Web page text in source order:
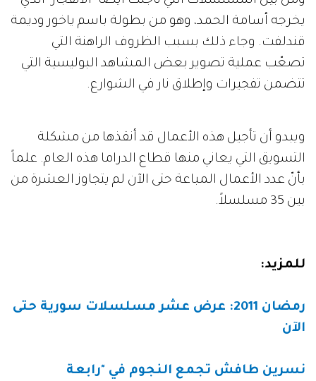
يخرجه أسامة الحمد، وهو من بطولة باسم ياخور وديمة
قندلفت. وجاء ذلك بسبب الظروف الراهنة التي
تصعّب عملية تصوير بعض المشاهد البوليسية التي
تتضمن تفجيرات وإطلاق نار في الشوارع.
ويبدو أن تأجيل هذه الأعمال قد أنقذها من مشكلة
التسويق التي يعاني منها قطاع الدراما هذه العام. علماً
بأنّ عدد الأعمال المباعة حتى الآن لم يتجاوز العشرة من
بين 35 مسلسلاً.
للمزيد:
رمضان 2011: عرض عشر مسلسلات سورية حتى
الآن
نسرين طافش تجمع النجوم في "رابعة